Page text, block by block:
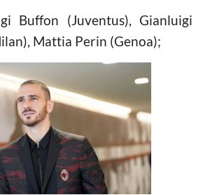
Buffon (Juventus), Gianluigi
Mattia Perin (Genoa);